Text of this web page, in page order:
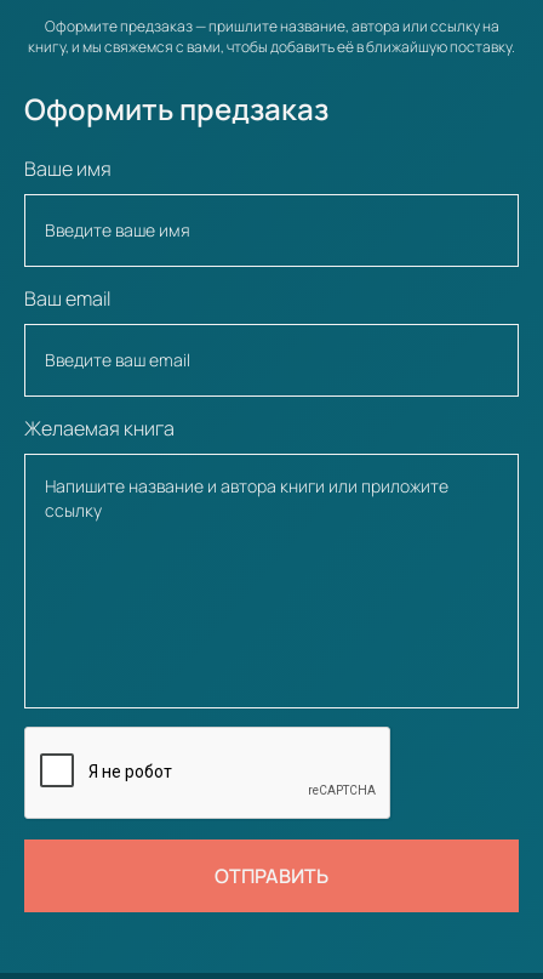
Оформите предзаказ — пришлите название, автора или ссылку на
книгу, и мы свяжемся с вами, чтобы добавить её в ближайшую поставку.
Оформить предзаказ
Ваше имя
Ваш email
Желаемая книга
ОТПРАВИТЬ